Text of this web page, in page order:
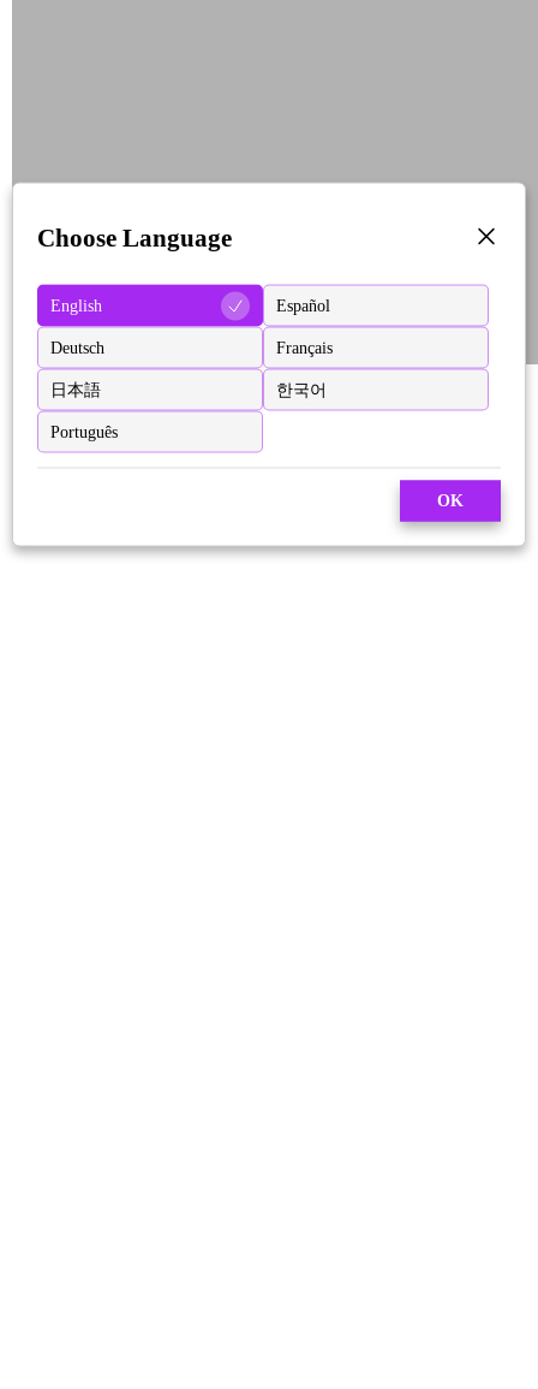
Choose Language
English Español
Deutsch Français
日本語 한국어
Português
OK